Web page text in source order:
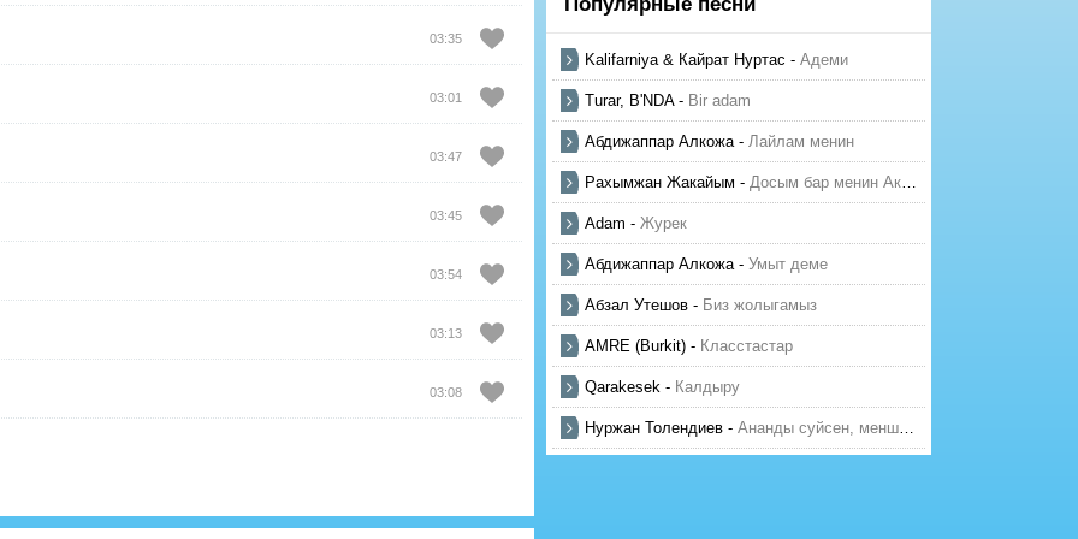
03:35
03:01
03:47
03:45
03:54
03:13
03:08
Kalifarniya & Кайрат Нуртас - Адеми
Turar, B'NDA- Bir adam
Абдижаппар Алкожа- Лайлам менин
Рахымжан Жакайым - Досым бар менин Актауда
Adam - Журек
Абдижаппар Алкожа- Умыт деме
Абзал Утешов - Биз жолыгамыз
AMRE (Burkit) - Класстастар
Qarakesek - Калдыру
Нуржан Толендиев - Ананды суйсен, менше суй